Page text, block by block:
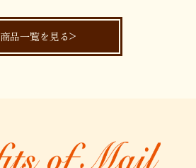
商品一覧を見る